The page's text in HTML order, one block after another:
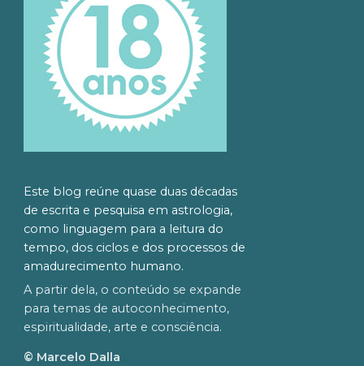
Este blog reúne quase duas décadas
de escrita e pesquisa em astrologia,
como linguagem para a leitura do
tempo, dos ciclos e dos processos de
amadurecimento humano.
A partir dela, o conteúdo se expande
para temas de autoconhecimento,
espiritualidade, arte e consciência.
© Marcelo Dalla